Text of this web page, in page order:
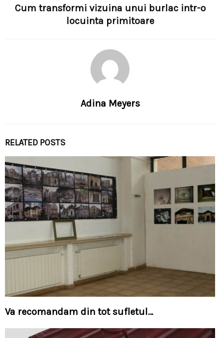
Cum transformi vizuina unui burlac intr-o
locuinta primitoare
Adina Meyers
RELATED POSTS
Va recomandam din tot sufletul…